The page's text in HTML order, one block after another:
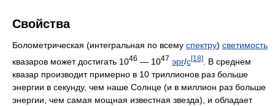
Cвойства
Болометрическая (интегральная по всему спектру) светимость
квазаров может достигать 1046 — 1047 эрг/с[18]
. В среднем
квазар производит примерно в 10 триллионов раз больше
энергии в секунду, чем наше Солнце (и в миллион раз больше
энергии, чем самая мощная известная звезда), и обладает